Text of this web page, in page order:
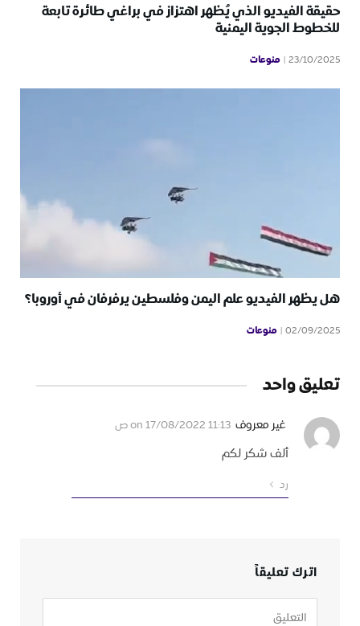
حقيقة الفيديو الذي يُظهر اهتزاز في براغي طائرة تابعة
للخطوط الجوية اليمنية
23/10/2025 منوعات
هل يظهر الفيديو علم اليمن وفلسطين يرفرفان في أوروبا؟
02/09/2025 منوعات
تعليق واحد
غير معروف 17/08/2022 11:13 ص
ألف شكر لكم
رد
اترك تعليقاً